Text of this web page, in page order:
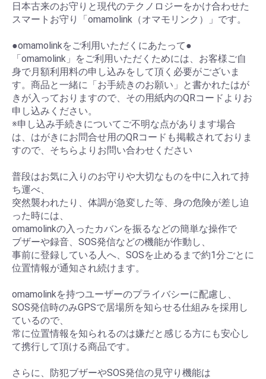
日本古来のお守りと現代のテクノロジーをかけ合わせた
スマートお守り「omamolink（オマモリンク）」です。
●omamolinkをご利用いただくにあたって●
「omamolink」をご利用いただくためには、お客様ご自
身で月額利用料の申し込みをして頂く必要がございま
す。商品と一緒に「お手続きのお願い」と書かれたはが
きが入っておりますので、その用紙内のQRコードよりお
申し込みください。
※申し込み手続きについてご不明な点があります場合
は、はがきにお問合せ用のQRコードも掲載されておりま
すので、そちらよりお問い合わせください
普段はお気に入りのお守りや大切なものを中に入れて持
ち運べ、
突然襲われたり、体調が急変した等、身の危険が差し迫
った時には、
omamolinkの入ったカバンを振るなどの簡単な操作で
ブザーや録音、SOS発信などの機能が作動し、
事前に登録している人へ、SOSを止めるまで約1分ごとに
位置情報が通知され続けます。
omamolinkを持つユーザーのプライバシーに配慮し、
SOS発信時のみGPSで居場所を知らせる仕組みを採用し
ているので、
常に位置情報を知られるのは嫌だと感じる方にも安心し
て携行して頂ける商品です。
さらに、防犯ブザーやSOS発信の見守り機能は